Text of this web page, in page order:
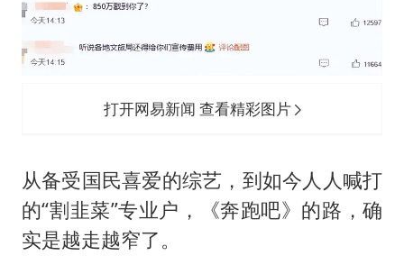
打开网易新闻 查看精彩图片
从备受国民喜爱的综艺，到如今人人喊打
的“割韭菜”专业户，《奔跑吧》的路，确
实是越走越窄了。